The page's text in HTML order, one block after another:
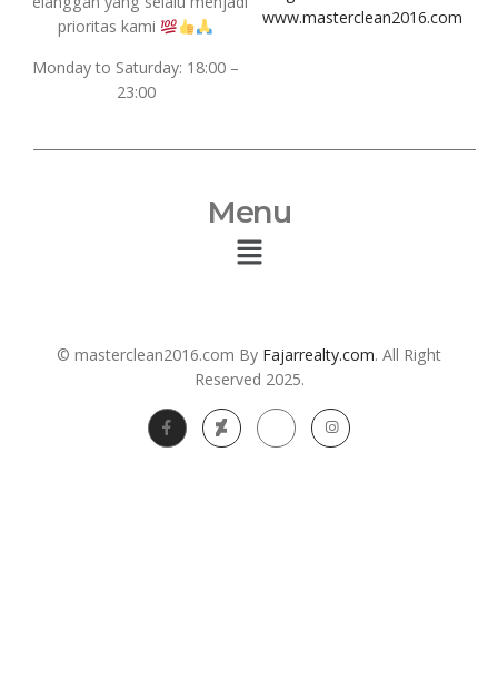
www.masterclean2016.com
prioritas kami
Monday to Saturday: 18:00 –
23:00
Menu
© masterclean2016.com By Fajarrealty.com. All Right
Reserved 2025.